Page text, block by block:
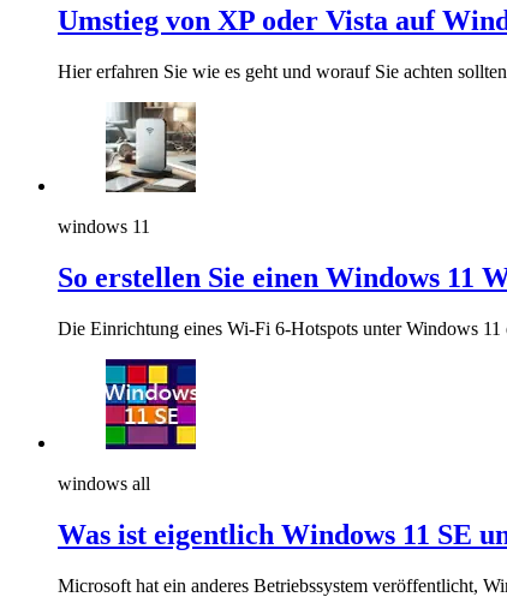
Umstieg von XP oder Vista auf
Hier erfahren Sie wie es geht und worauf Sie achten
windows 11
So erstellen Sie einen Windows 11
Die Einrichtung eines Wi-Fi 6-Hotspots unter Windows
windows all
Was ist eigentlich Windows 11 SE
Microsoft hat ein anderes Betriebssystem veröffentlicht,